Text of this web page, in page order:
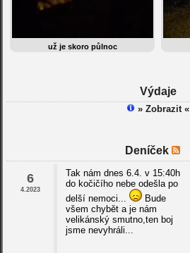
už je skoro půlnoc
Výdaje
» Zobrazit «
Deníček
6
4.2023
Tak nám dnes 6.4. v 15:40h
do kočičího nebe odešla po
delší nemoci...
Bude
všem chybět a je nám
velikánský smutno,ten boj
jsme nevyhráli...